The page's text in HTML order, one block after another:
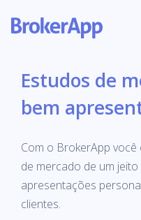
Estudos de
bem
Com o BrokerApp
de mercado de um
apresentações
clientes.